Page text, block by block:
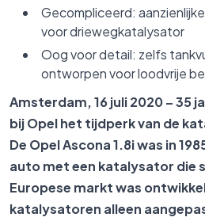
Gecompliceerd:
voor driewegkatalysator
Oog voor detail: zelfs
ontworpen voor loodvrije
Amsterdam, 16 juli 2020 – 35
bijOpel het tijdperk van de
De Opel Ascona 1.8i was in
auto met een katalysator die
Europese markt was
katalysatoren alleen